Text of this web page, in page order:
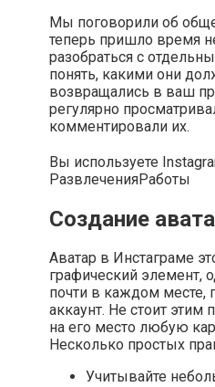
Мы поговорили об
теперь пришло время
разобраться с
понять, какими они
возвращались в ваш
регулярно
комментировали их.
Вы используете
РазвлеченияРаботы
Создание
Аватар в Инстаграме
графический элемент,
почти в каждом месте,
аккаунт. Не стоит этим
на его место любую
Несколько простых
Учитывайте